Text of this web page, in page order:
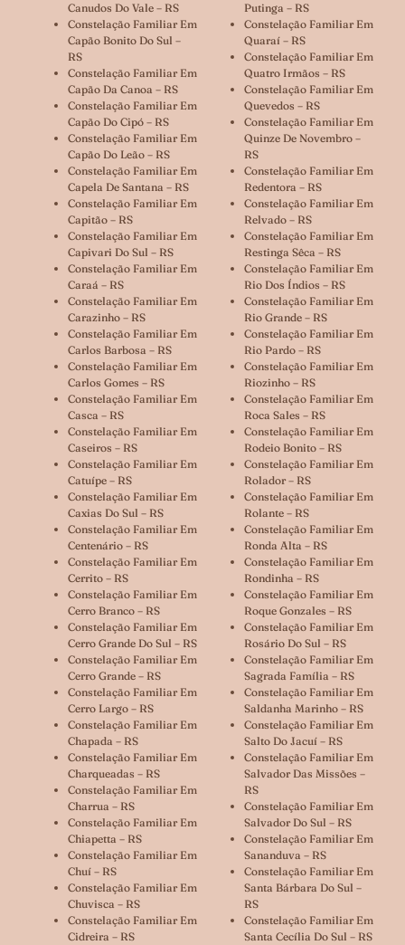
Canudos Do Vale – RS
Constelação Familiar Em
Capão Bonito Do Sul –
RS
Constelação Familiar Em
Capão Da Canoa – RS
Constelação Familiar Em
Capão Do Cipó – RS
Constelação Familiar Em
Capão Do Leão – RS
Constelação Familiar Em
Capela De Santana – RS
Constelação Familiar Em
Capitão – RS
Constelação Familiar Em
Capivari Do Sul – RS
Constelação Familiar Em
Caraá – RS
Constelação Familiar Em
Carazinho – RS
Constelação Familiar Em
Carlos Barbosa – RS
Constelação Familiar Em
Carlos Gomes – RS
Constelação Familiar Em
Casca – RS
Constelação Familiar Em
Caseiros – RS
Constelação Familiar Em
Catuípe – RS
Constelação Familiar Em
Caxias Do Sul – RS
Constelação Familiar Em
Centenário – RS
Constelação Familiar Em
Cerrito – RS
Constelação Familiar Em
Cerro Branco – RS
Constelação Familiar Em
Cerro Grande Do Sul – RS
Constelação Familiar Em
Cerro Grande – RS
Constelação Familiar Em
Cerro Largo – RS
Constelação Familiar Em
Chapada – RS
Constelação Familiar Em
Charqueadas – RS
Constelação Familiar Em
Charrua – RS
Constelação Familiar Em
Chiapetta – RS
Constelação Familiar Em
Chuí – RS
Constelação Familiar Em
Chuvisca – RS
Constelação Familiar Em
Cidreira – RS
Putinga – RS
Constelação Familiar Em
Quaraí – RS
Constelação Familiar Em
Quatro Irmãos – RS
Constelação Familiar Em
Quevedos – RS
Constelação Familiar Em
Quinze De Novembro –
RS
Constelação Familiar Em
Redentora – RS
Constelação Familiar Em
Relvado – RS
Constelação Familiar Em
Restinga Sêca – RS
Constelação Familiar Em
Rio Dos Índios – RS
Constelação Familiar Em
Rio Grande – RS
Constelação Familiar Em
Rio Pardo – RS
Constelação Familiar Em
Riozinho – RS
Constelação Familiar Em
Roca Sales – RS
Constelação Familiar Em
Rodeio Bonito – RS
Constelação Familiar Em
Rolador – RS
Constelação Familiar Em
Rolante – RS
Constelação Familiar Em
Ronda Alta – RS
Constelação Familiar Em
Rondinha – RS
Constelação Familiar Em
Roque Gonzales – RS
Constelação Familiar Em
Rosário Do Sul – RS
Constelação Familiar Em
Sagrada Família – RS
Constelação Familiar Em
Saldanha Marinho – RS
Constelação Familiar Em
Salto Do Jacuí – RS
Constelação Familiar Em
Salvador Das Missões –
RS
Constelação Familiar Em
Salvador Do Sul – RS
Constelação Familiar Em
Sananduva – RS
Constelação Familiar Em
Santa Bárbara Do Sul –
RS
Constelação Familiar Em
Santa Cecília Do Sul – RS